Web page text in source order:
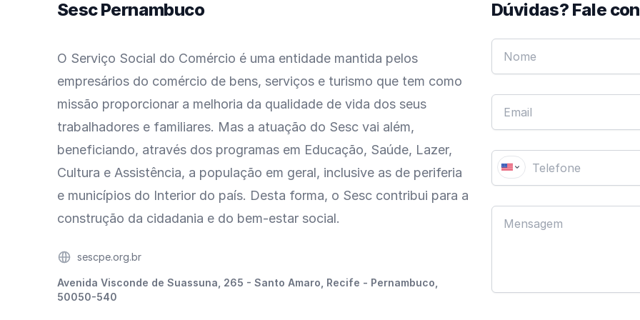
Sesc Pernambuco
O Serviço Social do Comércio é uma entidade mantida pelos
empresários do comércio de bens, serviços e turismo que tem como
missão proporcionar a melhoria da qualidade de vida dos seus
trabalhadores e familiares. Mas a atuação do Sesc vai além,
beneficiando, através dos programas em Educação, Saúde, Lazer,
Cultura e Assistência, a população em geral, inclusive as de periferia
e municípios do Interior do país. Desta forma, o Sesc contribui para a
construção da cidadania e do bem-estar social.
Websitesescpe.org.br
Endereço
Avenida Visconde de Suassuna, 265 - Santo Amaro, Recife - Pernambuco,
50050-540
Dúvidas? Fale